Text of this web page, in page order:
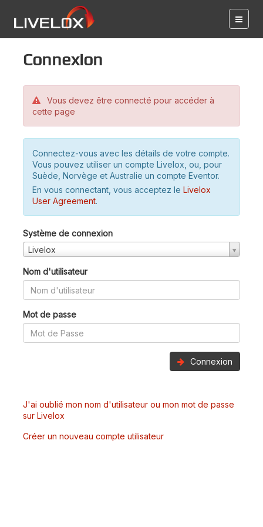
Connexion
Vous devez être connecté pour accéder à
cette page
Connectez-vous avec les détails de votre compte.
Vous pouvez utiliser un compte Livelox, ou, pour
Suède, Norvège et Australie un compte Eventor.
En vous connectant, vous acceptez le Livelox
User Agreement.
Système de connexion
Livelox
Nom d'utilisateur
Mot de passe
Connexion
J'ai oublié mon nom d'utilisateur ou mon mot de passe
sur Livelox
Créer un nouveau compte utilisateur